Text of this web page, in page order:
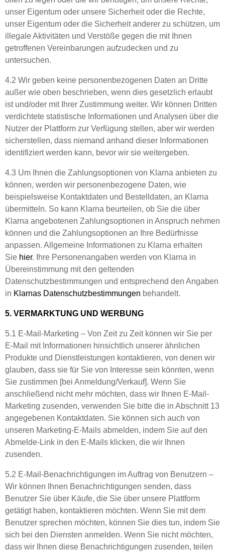
unser Eigentum oder unsere Sicherheit oder die Rechte,
unser Eigentum oder die Sicherheit anderer zu schützen, um
illegale Aktivitäten und Verstöße gegen die mit Ihnen
getroffenen Vereinbarungen aufzudecken und zu
untersuchen.
4.2 Wir geben keine personenbezogenen Daten an Dritte
außer wie oben beschrieben, wenn dies gesetzlich erlaubt
ist und/oder mit Ihrer Zustimmung weiter. Wir können Dritten
verdichtete statistische Informationen und Analysen über die
Nutzer der Plattform zur Verfügung stellen, aber wir werden
sicherstellen, dass niemand anhand dieser Informationen
identifiziert werden kann, bevor wir sie weitergeben.
4.3 Um Ihnen die Zahlungsoptionen von Klarna anbieten zu
können, werden wir personenbezogene Daten, wie
beispielsweise Kontaktdaten und Bestelldaten, an Klarna
übermitteln. So kann Klarna beurteilen, ob Sie die über
Klarna angebotenen Zahlungsoptionen in Anspruch nehmen
können und die Zahlungsoptionen an Ihre Bedürfnisse
anpassen. Allgemeine Informationen zu Klarna erhalten
Sie hier. Ihre Personenangaben werden von Klarna in
Übereinstimmung mit den geltenden
Datenschutzbestimmungen und entsprechend den Angaben
in Klarnas Datenschutzbestimmungen behandelt.
5. VERMARKTUNG UND WERBUNG
5.1 E-Mail-Marketing – Von Zeit zu Zeit können wir Sie per
E-Mail mit Informationen hinsichtlich unserer ähnlichen
Produkte und Dienstleistungen kontaktieren, von denen wir
glauben, dass sie für Sie von Interesse sein könnten, wenn
Sie zustimmen [bei Anmeldung/Verkauf]. Wenn Sie
anschließend nicht mehr möchten, dass wir Ihnen E-Mail-
Marketing zusenden, verwenden Sie bitte die in Abschnitt 13
angegebenen Kontaktdaten. Sie können sich auch von
unseren Marketing-E-Mails abmelden, indem Sie auf den
Abmelde-Link in den E-Mails klicken, die wir Ihnen
zusenden.
5.2 E-Mail-Benachrichtigungen im Auftrag von Benutzern –
Wir können Ihnen Benachrichtigungen senden, dass
Benutzer Sie über Käufe, die Sie über unsere Plattform
getätigt haben, kontaktieren möchten. Wenn Sie mit dem
Benutzer sprechen möchten, können Sie dies tun, indem Sie
sich bei den Diensten anmelden. Wenn Sie nicht möchten,
dass wir Ihnen diese Benachrichtigungen zusenden, teilen